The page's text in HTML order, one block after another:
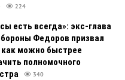
224
есть всегда»: экс-глава
Федоров призвал
можно быстрее
полномочного
340